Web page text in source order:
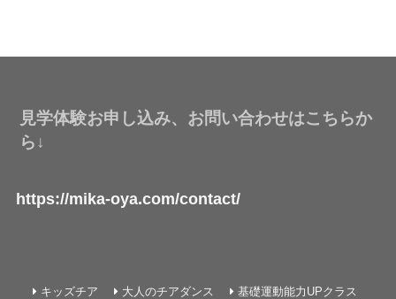
見学体験お申し込み、お問い合わせはこちらか
ら↓
https://mika-oya.com/contact/
キッズチア 大人のチアダンス 基礎運動能力UPクラス